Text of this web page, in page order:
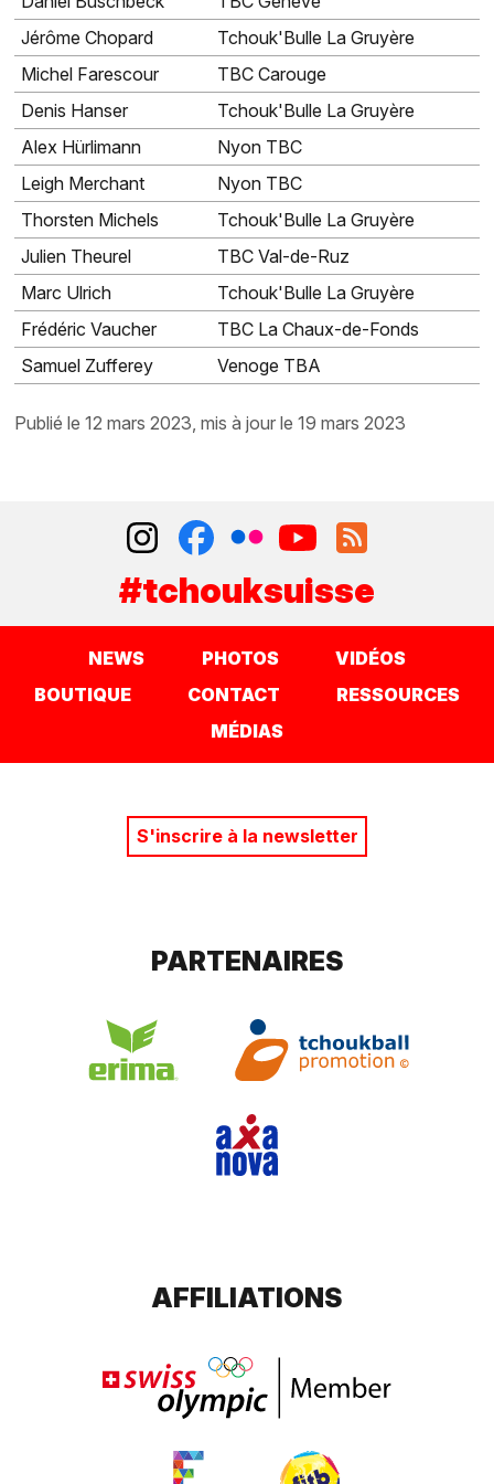
Jérôme Chopard
Tchouk'Bulle La Gruyère
Michel Farescour
TBC Carouge
Denis Hanser
Tchouk'Bulle La Gruyère
Alex Hürlimann
Nyon TBC
Leigh Merchant
Nyon TBC
Thorsten Michels
Tchouk'Bulle La Gruyère
Julien Theurel
TBC Val-de-Ruz
Marc Ulrich
Tchouk'Bulle La Gruyère
Frédéric Vaucher
TBC La Chaux-de-Fonds
Samuel Zufferey
Venoge TBA
publié le 12 mars 2023, mis à jour le 19 mars 2023
#tchouksuisse
NEWS PHOTOS
VIDÉOS
BOUTIQUE
CONTACT
RESSOURCES
MÉDIAS
S'inscrire à la newsletter
PARTENAIRES
AFFILIATIONS